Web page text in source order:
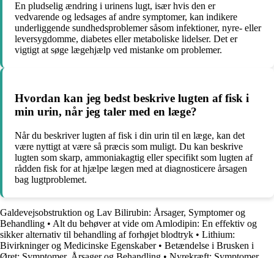
En pludselig ændring i urinens lugt, især hvis den er
vedvarende og ledsages af andre symptomer, kan indikere
underliggende sundhedsproblemer såsom infektioner, nyre- eller
leversygdomme, diabetes eller metaboliske lidelser. Det er
vigtigt at søge lægehjælp ved mistanke om problemer.
Hvordan kan jeg bedst beskrive lugten af fisk i
min urin, når jeg taler med en læge?
Når du beskriver lugten af fisk i din urin til en læge, kan det
være nyttigt at være så præcis som muligt. Du kan beskrive
lugten som skarp, ammoniakagtig eller specifikt som lugten af
rådden fisk for at hjælpe lægen med at diagnosticere årsagen
bag lugtproblemet.
Galdevejsobstruktion og Lav Bilirubin: Årsager, Symptomer og
Behandling • Alt du behøver at vide om Amlodipin: En effektiv og
sikker alternativ til behandling af forhøjet blodtryk • Lithium:
Bivirkninger og Medicinske Egenskaber• Betændelse i Brusken i